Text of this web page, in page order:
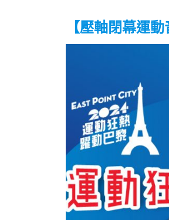
【壓軸閉幕運